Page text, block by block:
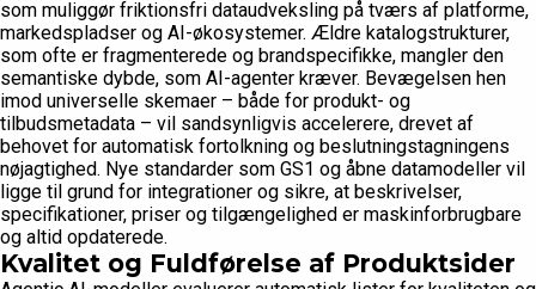
som muliggør friktionsfri dataudveksling på tværs af platforme,
markedspladser og AI-økosystemer. Ældre katalogstrukturer,
som ofte er fragmenterede og brandspecifikke, mangler den
semantiske dybde, som AI-agenter kræver. Bevægelsen hen
imod universelle skemaer – både for produkt- og
tilbudsmetadata – vil sandsynligvis accelerere, drevet af
behovet for automatisk fortolkning og beslutningstagningens
nøjagtighed. Nye standarder som GS1 og åbne datamodeller vil
ligge til grund for integrationer og sikre, at beskrivelser,
specifikationer, priser og tilgængelighed er maskinforbrugbare
og altid opdaterede.
Kvalitet og Fuldførelse af Produktsider